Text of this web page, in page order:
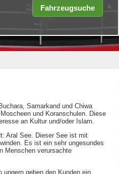
Samarkand und Chiwa
und Koranschulen. Diese
an Kultur und/oder Islam.
Aral See. Dieser See ist mit
Es ist ein sehr ungesundes
Menschen verursachte
geben den Kunden ein